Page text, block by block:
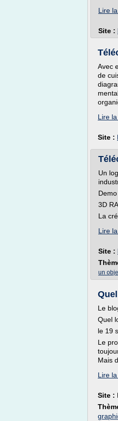
Lire
Site :
Avec
de
Lire
Site :
Un
Demo
3D
La
Lire
Site :
un
Le
Quel
le 19
Le
Mais
Lire
Site :